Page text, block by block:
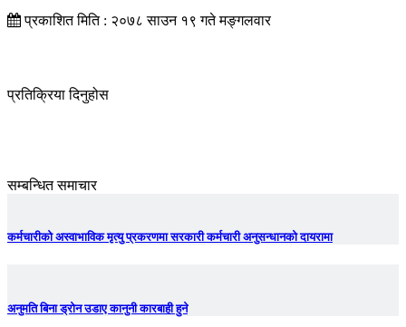
प्रकाशित मिति : २०७८ साउन १९ गते मङ्गलवार
प्रतिक्रिया दिनुहोस
सम्बन्धित समाचार
कर्मचारीको अस्वाभाविक मृत्यु प्रकरणमा सरकारी कर्मचारी अनुसन्धानको दायरामा
अनुमति बिना ड्रोन उडाए कानुनी कारबाही हुने